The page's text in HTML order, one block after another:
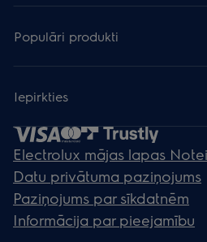
Populāri produkti
Iepirkties
Electrolux mājas lapas
Datu privātuma paziņojums
Paziņojums par sīkdatnēm
Informācija par pieejamību